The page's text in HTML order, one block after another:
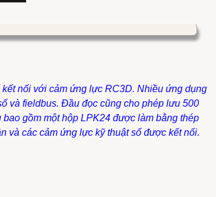
nối với cảm ứng lực RC3D. Nhiều ứng dụng
và fieldbus. Đầu đọc cũng cho phép lưu 500
gồm một hộp LPK24 được làm bằng thép
và các cảm ứng lực kỹ thuật số được kết nối.